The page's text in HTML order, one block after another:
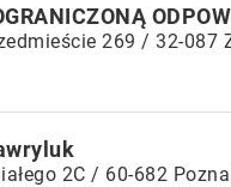
269 / 32-087
2C / 60-682